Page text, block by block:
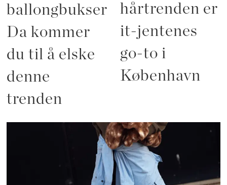
ballongbukser?
Da kommer
du til å elske
denne
trenden
hårtrenden er
it-jentenes
go-to i
København